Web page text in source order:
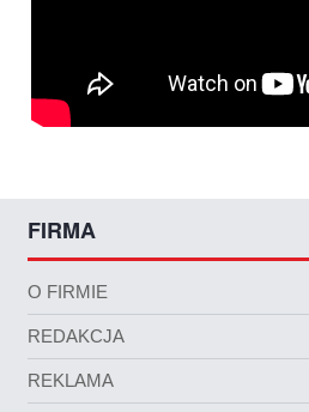
FIRMA
O FIRMIE
REDAKCJA
REKLAMA